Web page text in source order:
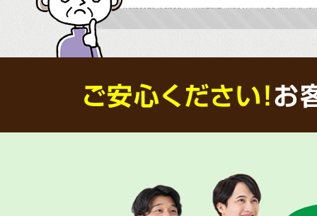
ご安心ください！お